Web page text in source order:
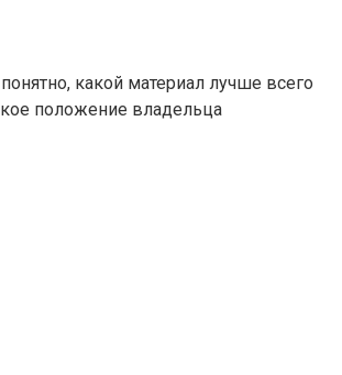
какой материал лучше всего
положение владельца